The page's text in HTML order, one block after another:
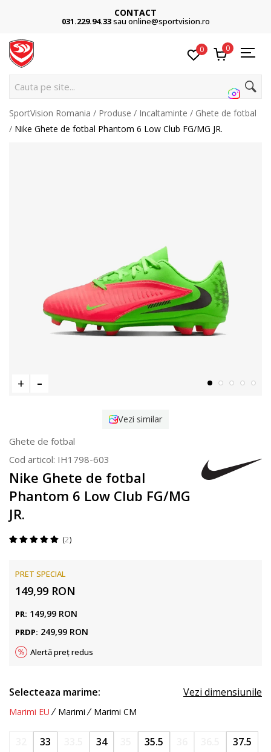
CONTACT
031.229.94.33sau online@sportvision.ro
0 0
C
SportVision Romania Produse Incaltaminte
Ghete de fotbal
Nike Ghete de fotbal Phantom 6 Low Club FG/MG JR.
Vezi similar
Ghete de fotbal
Cod articol: IH1798-603
Nike Ghete de fotbal
Phantom 6 Low Club FG/MG
JR.
2
PRET SPECIAL
149,99 RON
PR: 149,99 RON
PRDP: 249,99 RON
Alertă preț redus
Selecteaza marime: Vezi dimensiunile
Marimi EU Marimi Marimi CM
33 34 35.5
37.5